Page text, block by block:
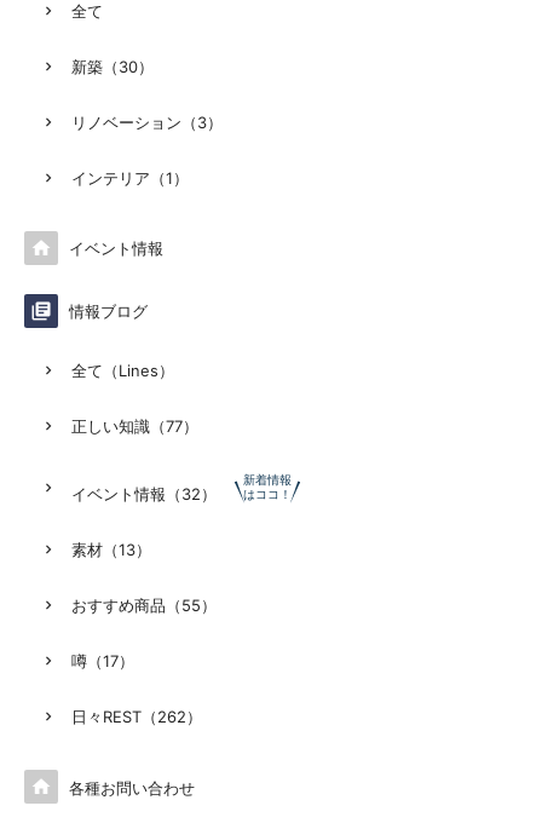
全て
新築（30）
リノベーション（3）
インテリア（1）
 イベント情報
 情報ブログ
全て（Lines）
正しい知識（77）
イベント情報（32）
新着情報
はココ！
素材（13）
おすすめ商品（55）
噂（17）
日々REST（262）
 各種お問い合わせ